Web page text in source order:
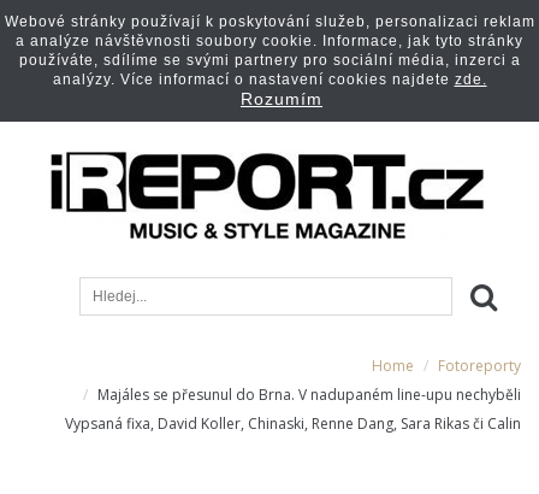
Home
Fotoreporty
Majáles se přesunul do Brna. V nadupaném line-upu nechyběli
Vypsaná fixa, David Koller, Chinaski, Renne Dang, Sara Rikas či Calin
Webové stránky používají k poskytování služeb, personalizaci reklam
a analýze návštěvnosti soubory cookie. Informace, jak tyto stránky
používáte, sdílíme se svými partnery pro sociální média, inzerci a
analýzy. Více informací o nastavení cookies najdete zde.
Rozumím